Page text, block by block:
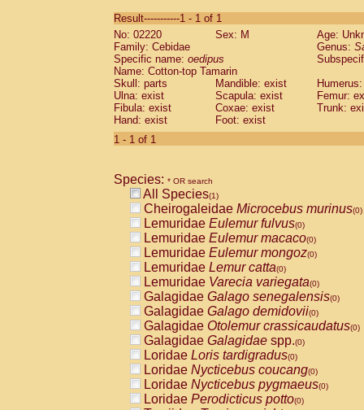
CebidaeSaguinus labiatus(0)
Cebidae Saguinus leucopus (0)
Cebidae
CebidaeSaguinus mystax
Cebidae Saguinus nigricollis (0)
Cebidae Saguinus oedipus
Cebidae Saguinus weddelli
Cebidae Saguinusspp.
Cebidae
CebidaeCebus capucinus
CebidaeCebus nigrivittatus
CebidaeCebus spp.(0)
CebidaeSaimiri boliviensis(0)
CebidaeSaimiri sciureus(0)
AtelidaeAlouatta caraya(0)
AtelidaeAlouatta fusca(0)
AtelidaeAlouatta seniculus(0)
AtelidaeAlouattaspp.(0)
AtelidaeAteles belzebuth(0)
AtelidaeAteles geoffroyi(0)
AtelidaeAteles paniscus(0)
AtelidaeAtelesspp.(0)
AtelidaeLagothrix lagothricha(0)
AtelidaeLagothrix lagothricha cana
PitheciidaeCacajao calvus
Result-----------1 - 1 of 1
No: 02220
Sex: M
Age:
Family: Cebidae
Genus:
Specific name: oedipus
Name: Cotton-top Tamarin
Skull: parts
Mandible: exist
Ulna: exist
Scapula: exist
Femur:
Fibula: exist
Coxae: exist
Trunk:
Hand: exist
Foot: exist
1 - 1 of 1
Species: * OR search
All Species(1)
Cheirogaleidae Microcebus murinus(0)
Lemuridae Eulemur fulvus(0)
Lemuridae Eulemur macaco(0)
Lemuridae Eulemur mongoz(0)
Lemuridae Lemur catta(0)
Lemuridae Varecia variegata(0)
Galagidae Galago senegalensis(0)
Galagidae Galago demidovii(0)
Galagidae Otolemur crassicaudatus(0)
Galagidae Galagidae spp.(0)
Loridae Loris tardigradus(0)
Loridae Nycticebus coucang(0)
Loridae Nycticebus pygmaeus(0)
Loridae Perodicticus potto(0)